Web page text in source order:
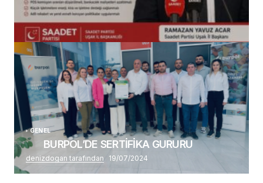
(başlıksız)
Alaattin Karahan tarafından 14/07/2026
GENEL
BURPOL’DE SERTİFİKA GURURU
denizdogan tarafından 19/07/2024